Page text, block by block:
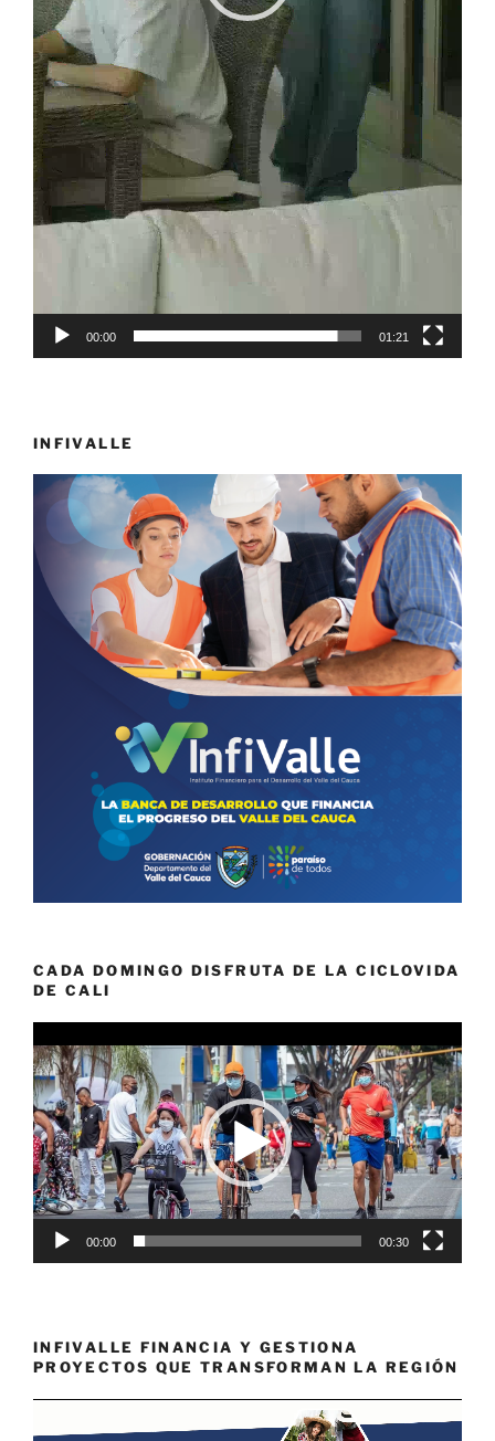
00:00 01:21
INFIVALLE
CADA DOMINGO DISFRUTA DE LA CICLOVIDA
DE CALI
de
vídeo
00:00 00:30
INFIVALLE FINANCIA Y GESTIONA
PROYECTOS QUE TRANSFORMAN LA REGIÓN